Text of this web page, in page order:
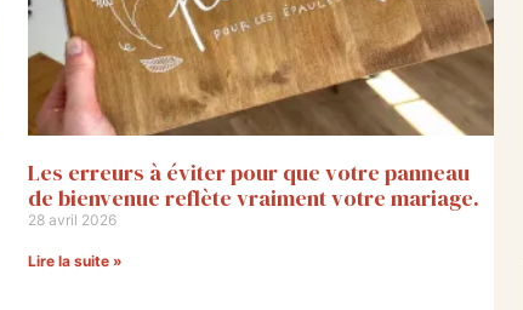
Les erreurs à éviter pour que votre panneau
de bienvenue reflète vraiment votre mariage.
28 avril 2026
Lire la suite »